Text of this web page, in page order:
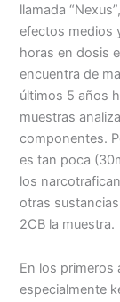
llamada
efectos medios
horas en dosis
encuentra de
últimos 5 años
muestras
componentes.
es tan poca
los
otras
2CB la muestra.
En los primeros
especialmente